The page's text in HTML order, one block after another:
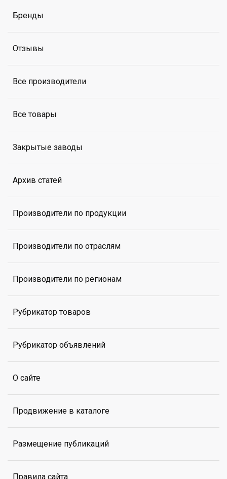
Бренды
Отзывы
Все производители
Все товары
Закрытые заводы
Архив статей
Производители по продукции
Производители по отраслям
Производители по регионам
Рубрикатор товаров
Рубрикатор объявлений
О сайте
Продвижение в каталоге
Размещение публикаций
Правила сайта